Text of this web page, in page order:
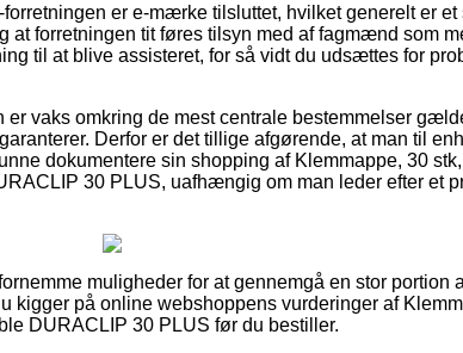
er e-mærke tilsluttet, hvilket generelt er et
at forretningen tit føres tilsyn med af fagmænd som
til at blive assisteret, for så vidt du udsættes for
vaks omkring de mest centrale bestemmelser
Derfor er det tillige afgørende, at man til
dokumentere sin shopping af Klemmappe, 30
30 PLUS, uafhængig om man leder efter et
muligheder for at gennemgå en stor portion
kigger på online webshoppens vurderinger af
DURACLIP 30 PLUS før du bestiller.